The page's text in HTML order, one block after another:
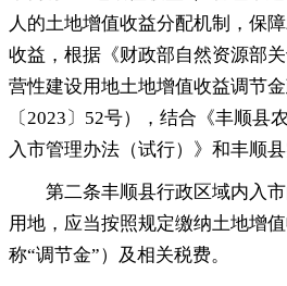
人的土地增值收益分配机制 ， 保
收益，根据《财政部自然资源部
营性建设用地土地增值收益调节
〔2023〕52号）
， 结合《丰顺县
入市管理办法（试行）》和丰顺
第二条丰顺县行政区域内入市
用地 ， 应当按照规定缴纳土地增
称“调节金”）及相关税费。